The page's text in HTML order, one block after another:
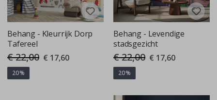
Behang - Kleurrijk Dorp
Tafereel
€ 22,00 Special
Price
€ 17,60
20%
Behang - Levendige
stadsgezicht
€ 22,00 Special
Price
€ 17,60
20%